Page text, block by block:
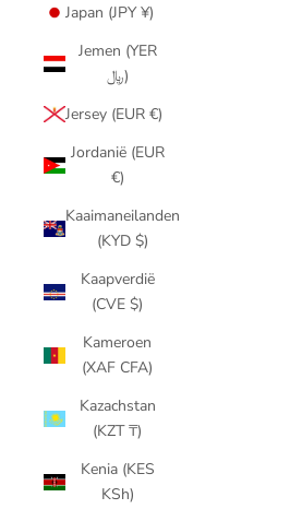
Japan (JPY ¥)
Jemen (YER
﷼)
Jersey (EUR €)
Jordanië (EUR
€)
Kaaimaneilanden
(KYD $)
Kaapverdië
(CVE $)
Kameroen
(XAF CFA)
Kazachstan
(KZT ₸)
Kenia (KES
KSh)